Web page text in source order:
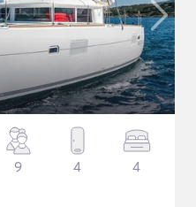
9 4 4